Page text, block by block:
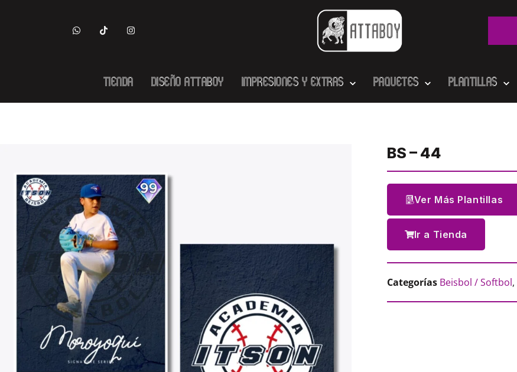
Tienda Diseño Attaboy Impresiones y Extras Paquetes Plantillas
BS – 44
Ver Más Plantillas
Ir a Tienda
Categorías Beisbol / Softbol,